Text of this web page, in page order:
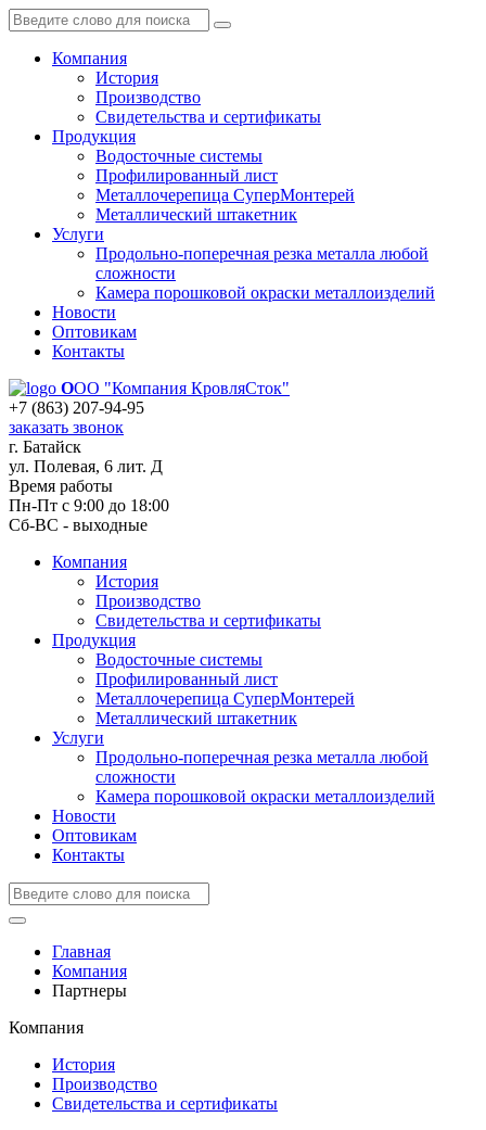
Компания
История
Производство
Свидетельства и сертификаты
Продукция
Водосточные системы
Профилированный лист
Металлочерепица СуперМонтерей
Металлический штакетник
Услуги
Продольно-поперечная резка металла любой
сложности
Камера порошковой окраски металлоизделий
Новости
Оптовикам
Контакты
ООО "Компания КровляСток"
+7 (863) 207-94-95
заказать звонок
г. Батайск
ул. Полевая, 6 лит. Д
Время работы
Пн-Пт с 9:00 до 18:00
Сб-ВС - выходные
Компания
История
Производство
Свидетельства и сертификаты
Продукция
Водосточные системы
Профилированный лист
Металлочерепица СуперМонтерей
Металлический штакетник
Услуги
Продольно-поперечная резка металла любой
сложности
Камера порошковой окраски металлоизделий
Новости
Оптовикам
Контакты
Главная
Компания
Партнеры
Компания
История
Производство
Свидетельства и сертификаты